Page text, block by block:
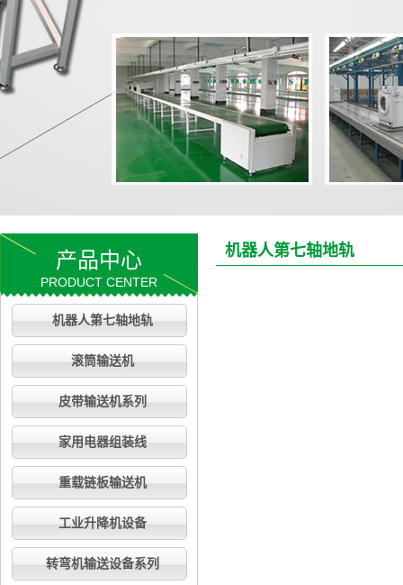
产品中心
PRODUCT CENTER
机器人第七轴地轨
滚筒输送机
皮带输送机系列
家用电器组装线
重载链板输送机
工业升降机设备
转弯机输送设备系列
机器人第七轴地轨